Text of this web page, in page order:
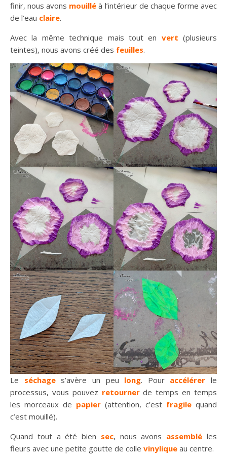
finir, nous avons mouillé à l’intérieur de chaque forme avec
de l’eau claire.
Avec la même technique mais tout en vert (plusieurs
teintes), nous avons créé des feuilles.
Le séchage s’avère un peu long. Pour accélérer le
processus, vous pouvez retourner de temps en temps
les morceaux de papier (attention, c’est fragile quand
c’est mouillé).
Quand tout a été bien sec, nous avons assemblé les
fleurs avec une petite goutte de colle vinylique au centre.